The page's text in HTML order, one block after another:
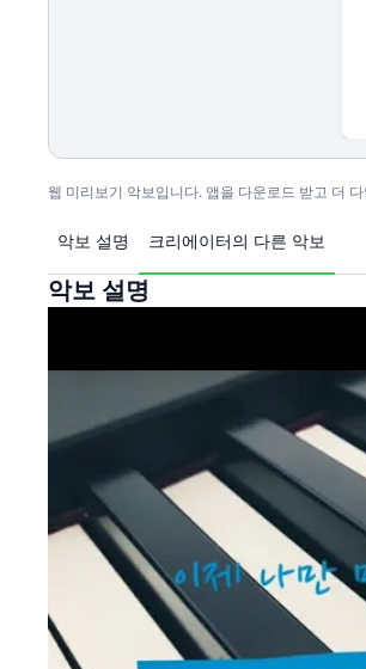
웹 미리보기 악보입니다. 앱을 다운로드 받고 더
악보 설명 크리에이터의 다른 악보
악보 설명